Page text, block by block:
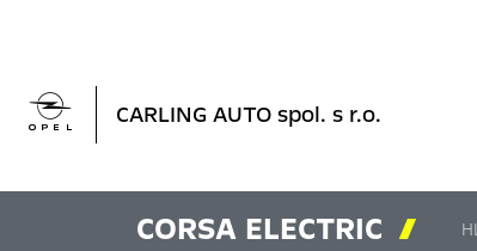
 CARLING AUTO spol. s r.o.
CORSA ELECTRIC 